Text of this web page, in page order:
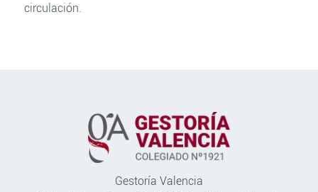
circulación.
Gestoría Valencia